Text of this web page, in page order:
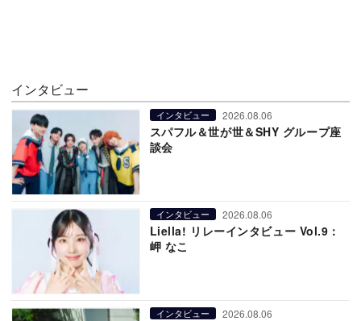
インタビュー
インタビュー 2026.08.06
スパフル＆世が世＆SHY グループ座
談会
インタビュー 2026.08.06
Liella! リレーインタビュー Vol.9：
岬 なこ
インタビュー 2026.08.06